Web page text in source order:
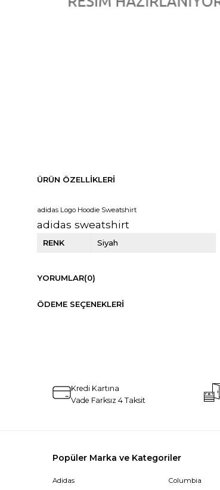
ÜRÜN ÖZELLIKLERI
adidas Logo Hoodie Sweatshirt
adidas sweatshirt
RENK Siyah
YORUMLAR(0)
ÖDEME SEÇENEKLERI
Kredi Kartına
Vade Farksız 4 Taksit
Popüler Marka ve Kategoriler
Adidas
Columbia